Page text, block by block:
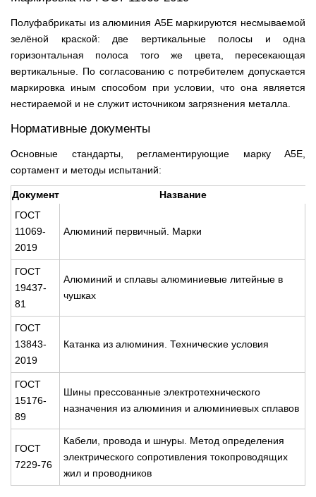
Полуфабрикаты из алюминия А5Е маркируются несмываемой
зелёной краской: две вертикальные полосы и одна
горизонтальная полоса того же цвета, пересекающая
вертикальные. По согласованию с потребителем допускается
маркировка иным способом при условии, что она является
нестираемой и не служит источником загрязнения металла.
Нормативные документы
Основные стандарты, регламентирующие марку А5Е,
сортамент и методы испытаний:
Документ
Название
ГОСТ
11069-
2019
Алюминий первичный. Марки
ГОСТ
19437-
81
Алюминий и сплавы алюминиевые литейные в
чушках
ГОСТ
13843-
2019
Катанка из алюминия. Технические условия
ГОСТ
15176-
89
Шины прессованные электротехнического
назначения из алюминия и алюминиевых сплавов
ГОСТ
7229-76
Кабели, провода и шнуры. Метод определения
электрического сопротивления токопроводящих
жил и проводников